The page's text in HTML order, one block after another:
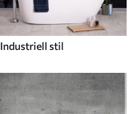
Industriell stil